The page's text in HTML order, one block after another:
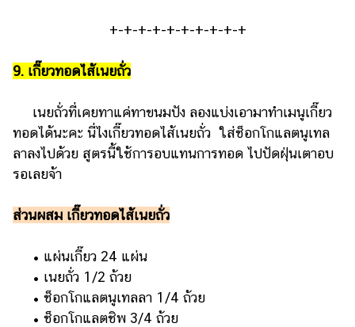
+-+-+-+-+-+-+-+-+-+
9. เกี๊ยวทอดไส้เนยถั่ว
เนยถั่วที่เคยทาแค่ทาขนมปัง ลองแบ่งเอามาทำเมนูเกี๊ยว
ทอดได้นะคะ นี่ไงเกี๊ยวทอดไส้เนยถั่ว ใส่ช็อกโกแลตนูเทล
ลาลงไปด้วย สูตรนี้ใช้การอบแทนการทอด ไปปัดฝุ่นเตาอบ
รอเลยจ้า
ส่วนผสม เกี๊ยวทอดไส้เนยถั่ว
• แผ่นเกี๊ยว 24 แผ่น
• เนยถั่ว 1/2 ถ้วย
• ช็อกโกแลตนูเทลลา 1/4 ถ้วย
• ช็อกโกแลตชิพ 3/4 ถ้วย